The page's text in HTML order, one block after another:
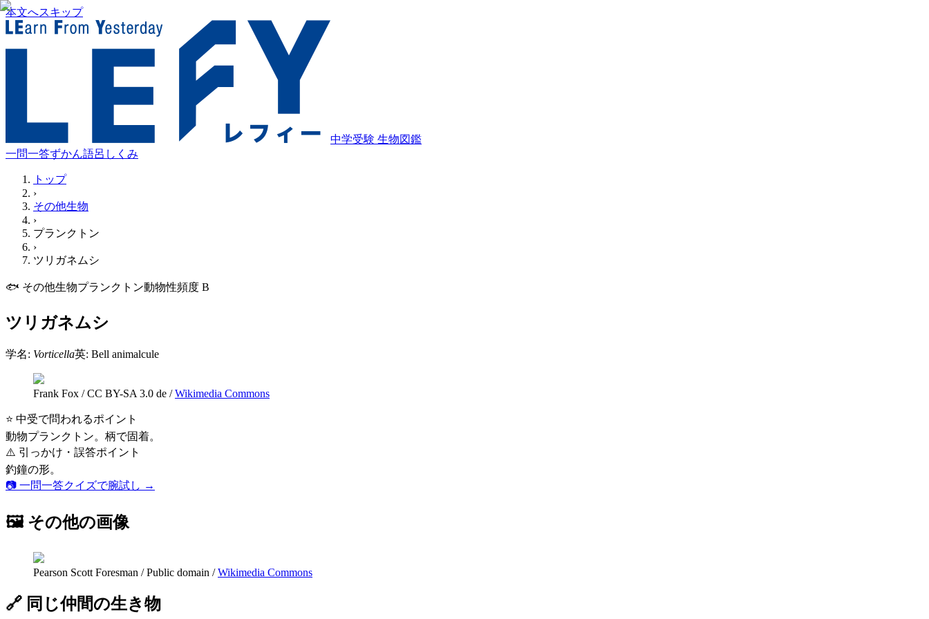
本文へスキップ
中学受験 生物図鑑
一問一答ずかん語呂 しくみ
トップ
›
その他生物
›
プランクトン
›
ツリガネムシ
🐟 その他生物プランクトン動物性頻度 B
ツリガネムシ
学名: Vorticella英: Bell animalcule
Frank Fox /CC BY-SA 3.0 de / Wikimedia Commons
⭐ 中受で問われるポイント
動物プランクトン。柄で固着。
⚠️ 引っかけ・誤答ポイント
釣鐘の形。
📷 一問一答クイズで腕試し →
🖼 その他の画像
Pearson Scott Foresman /Public domain / Wikimedia Commons
🔗 同じ仲間の生き物